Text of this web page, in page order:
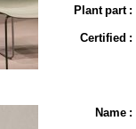
Plant part :
Certified :
Name​ :